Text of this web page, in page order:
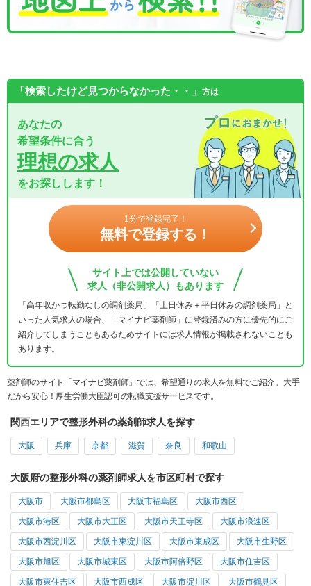
「検索したけど見つからなかった・・」 方は
あなたの
希望条件に合う
理想の求人
をお探しします！
1分で登録完了！
無料で登録する！
サイト上では公開していない
求人（非公開求人）もあります
「高年収かつ転勤なしの調剤薬局」「土日休み＋平日休みの調剤薬局」と
いった人気求人の場合、「マイナビ薬剤師」に登録済みの方に優先的にご
紹介してしまうこともあるためサイトには求人情報が掲載されないことも
あります。
薬剤師のサイト「マイナビ薬剤師」では、希望通りの求人を無料でご紹介。大手
だから安心！厚生労働大臣認可の転職支援サービスです。
関西エリアで整形外科の薬剤師求人を探す
大阪 兵庫 京都 滋賀 奈良 和歌山
大阪府の整形外科の薬剤師求人を市区町村で探す
大阪市 大阪市都島区 大阪市福島区 大阪市西区
大阪市港区 大阪市大正区 大阪市天王寺区 大阪市浪速区
大阪市西淀川区 大阪市東淀川区 大阪市東成区 大阪市生野区
大阪市旭区 大阪市城東区 大阪市阿倍野区 大阪市住吉区
大阪市東住吉区 大阪市西成区 大阪市淀川区 大阪市鶴見区